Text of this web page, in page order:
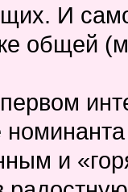
И
общей
и